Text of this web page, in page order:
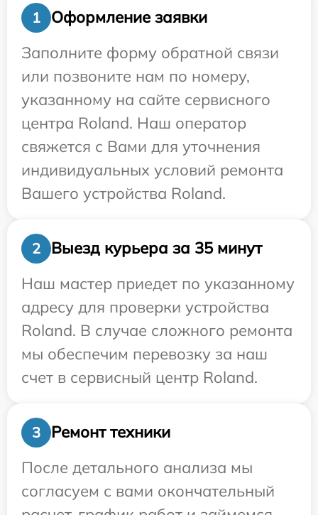
1
Оформление заявки
Заполните форму обратной связи
или позвоните нам по номеру,
указанному на сайте сервисного
центра Roland. Наш оператор
свяжется с Вами для уточнения
индивидуальных условий ремонта
Вашего устройства Roland.
2
Выезд курьера за 35 минут
Наш мастер приедет по указанному
адресу для проверки устройства
Roland. В случае сложного ремонта
мы обеспечим перевозку за наш
счет в сервисный центр Roland.
3
Ремонт техники
После детального анализа мы
согласуем с вами окончательный